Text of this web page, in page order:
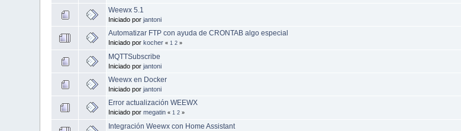
Weewx 5.1
Iniciado porjantoni
Automatizar FTP con ayuda de CRONTAB algo especial
Iniciado porkocher « 1 2 »
MQTTSubscribe
Iniciado porjantoni
Weewx en Docker
Iniciado porjantoni
Error actualización WEEWX
Iniciado pormegatin « 1 2 »
Integración Weewx con Home Assistant